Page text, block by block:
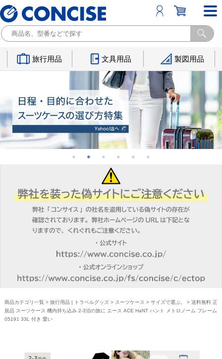
旅行用品 文具用品 製図用品
商品カテゴリ一覧 > 旅行用品 | トラベルグッズ> スーツケース > サイズで選ぶ。
> 送料無料 正
規品 スーツケース 機内持ち込み 2-3泊の旅に エース ACE HaNT ハント メトロノーム フレーム
05191 33L 付き 愛い